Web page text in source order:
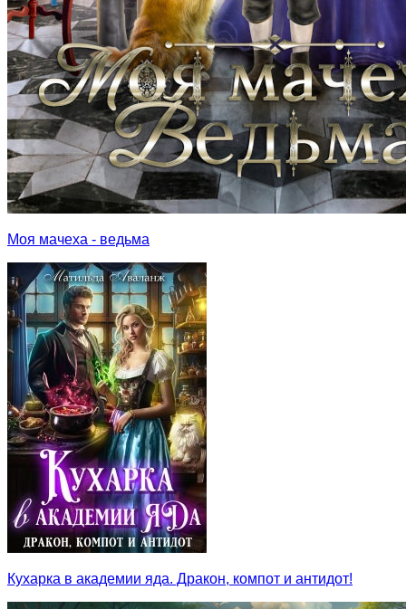
Моя мачеха - ведьма
Кухарка в академии яда. Дракон, компот и антидот!